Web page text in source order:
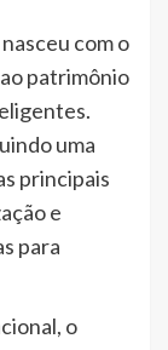
com o
patrimônio
uma
principais
e
para
o